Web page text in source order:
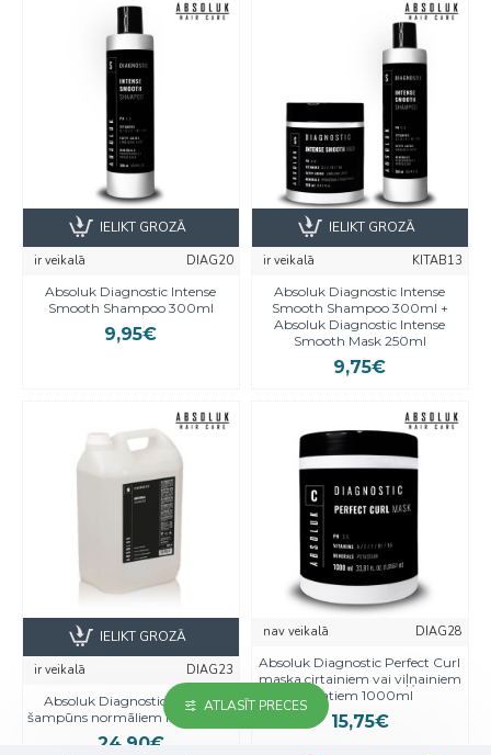
ir veikalā
DIAG20
Absoluk Diagnostic Intense
Smooth Shampoo 300ml
9,95€
IELIKT GROZĀ
ir veikalā
KITAB13
Absoluk Diagnostic Intense
Smooth Shampoo 300ml +
Absoluk Diagnostic Intense
Smooth Mask 250ml
9,75€
IELIKT GROZĀ
ir veikalā
DIAG23
Absoluk Diagnostic Neutral
šampūns normāliem matiem 5L
24,90€
IELIKT GROZĀ nav veikalā
DIAG28
Absoluk Diagnostic Perfect Curl
maska cirtainiem vai viļņainiem
matiem 1000ml
15,75€
ATLASĪT PRECES